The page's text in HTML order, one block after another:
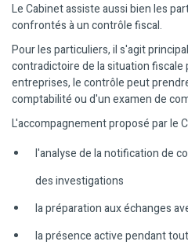
Le Cabinet assiste aussi bien les
confrontés à un contrôle fiscal.
Pour les particuliers, il s'agit
contradictoire de la situation fiscale
entreprises, le contrôle peut
comptabilité ou d'un examen de
L'accompagnement proposé par le
l'analyse de la notification de
des investigations
la préparation aux échanges
la présence active pendant